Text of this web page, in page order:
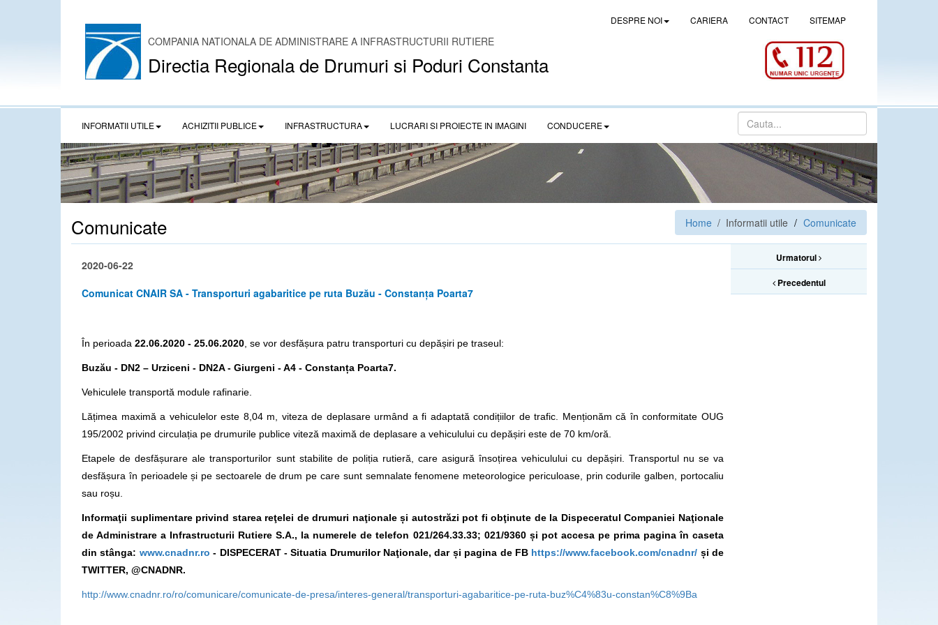
DESPRE NOI CARIERA CONTACT SITEMAP
COMPANIA NATIONALA DE ADMINISTRARE A INFRASTRUCTURII RUTIERE
Directia Regionala de Drumuri si Poduri Constanta
INFORMATII UTILE ACHIZITII PUBLICE INFRASTRUCTURA LUCRARI SI PROIECTE IN IMAGINI CONDUCERE
Comunicate Home / Informatii utile Comunicate
Urmatorul
Precedentul
2020-06-22
Comunicat CNAIR SA - Transporturi agabaritice pe ruta Buzău - Constanța Poarta7
În perioada 22.06.2020 - 25.06.2020 , se vor desfășura patru transporturi cu depășiri pe traseul:
Buzău - DN2 – Urziceni - DN2A - Giurgeni - A4 - Constanța Poarta7.
Vehiculele transportă module rafinarie.
Lățimea maximă a vehiculelor este 8,04 m, viteza de deplasare urmând a fi adaptată condițiilor de trafic. Menționăm că în conformitate OUG
195/2002 privind circulația pe drumurile publice viteză maximă de deplasare a vehiculului cu depășiri este de 70 km/oră.
Etapele de desfășurare ale transporturilor sunt stabilite de poliția rutieră, care asigură însoțirea vehiculului cu depășiri. Transportul nu se va
desfășura în perioadele și pe sectoarele de drum pe care sunt semnalate fenomene meteorologice periculoase, prin codurile galben, portocaliu
sau roșu.
Informaţii suplimentare privind starea reţelei de drumuri naţionale și autostrăzi pot fi obţinute de la Dispeceratul Companiei Naţionale
de Administrare a Infrastructurii Rutiere S.A., la numerele de telefon 021/264.33.33; 021/9360 și pot accesa pe prima pagina în caseta
din stânga: www.cnadnr.ro - DISPECERAT - Situatia Drumurilor Naţionale, dar și pagina de FB https://www.facebook.com/cnadnr/ și de
TWITTER, @CNADNR.
http://www.cnadnr.ro/ro/comunicare/comunicate-de-presa/interes-general/transporturi-agabaritice-pe-ruta-buz%C4%83u-constan%C8%9Ba